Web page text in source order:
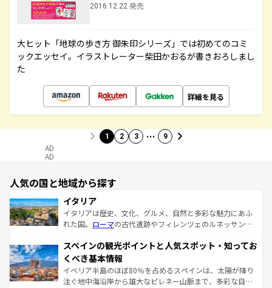
2016.12.22 発売
大ヒット「地球の歩き方 御朱印シリーズ」では初めてのコミ
ックエッセイ。イラストレーター柴田かおるが書きおろしまし
た
詳細を見る
1 2 3 … 9
AD
AD
人気の国と地域から探す
イタリア
イタリアは歴史、文化、グルメ、自然と多彩な魅力にあふ
れた国。 ローマの古代遺跡やフィレンツェのルネッサンス
ろん、トスカーナの美しい田園風景やアマルフィ海岸の絶
景など、自然景観も見逃せない。観光の合間には、本場の
ピザやパスタなど、絶品のイタリア料理を堪能することも
できる。朝目覚めてから夜眠るまで、すべての瞬間を楽し
スペインの観光ポイントと人気スポット・知ってお
くべき基本情報
イベリア半島のほぼ80％を占めるスペインは、太陽が降り
注ぐ地中海沿岸から雄大なピレネー山脈まで、多彩な自然